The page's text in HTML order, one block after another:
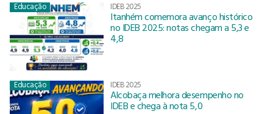
Educação IDEB 2025
Itanhém comemora avanço histórico
no IDEB 2025: notas chegam a 5,3 e
4,8
Educação IDEB 2025
Alcobaça melhora desempenho no
IDEB e chega à nota 5,0